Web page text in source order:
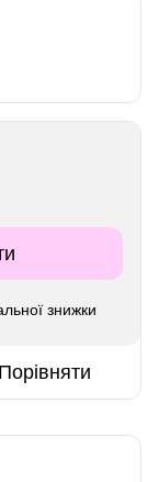
знижки
Порівняти